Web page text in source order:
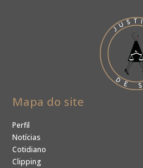
Mapa do site
Perfil
Notícias
Cotidiano
Clipping